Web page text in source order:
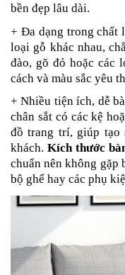
bền đẹp lâu dài.
+ Đa dạng trong chất
loại gỗ khác nhau,
đào, gõ đỏ hoặc các
cách và màu sắc yêu
+ Nhiều tiện ích, dễ
chân sắt có các kệ
đồ trang trí, giúp tạo
khách. Kích thước
chuẩn nên không gặp
bộ ghế hay các phụ